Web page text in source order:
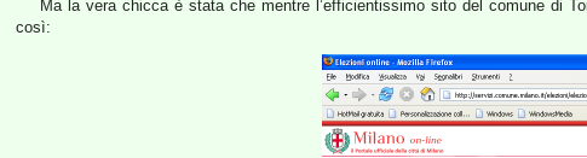
Ma la vera chicca è stata che mentre l’efficientissimo sito del comune di
così: